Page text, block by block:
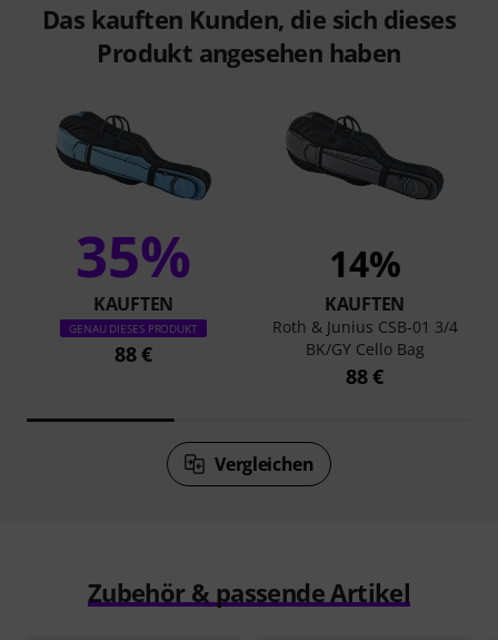
Das kauften Kunden, die sich dieses
Produkt angesehen haben
35%
KAUFTEN
GENAU DIESES PRODUKT
88 €
14%
KAUFTEN
Roth & Junius CSB-01 3/4
BK/GY Cello Bag
88 €
Vergleichen
Zubehör & passende Artikel